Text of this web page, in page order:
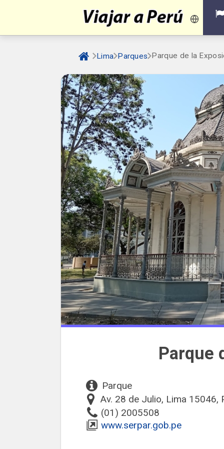
Lima Parques Parque de la
Parque
Parque
Av. 28 de Julio, Lima 15046,
(01) 2005508
www.serpar.gob.pe